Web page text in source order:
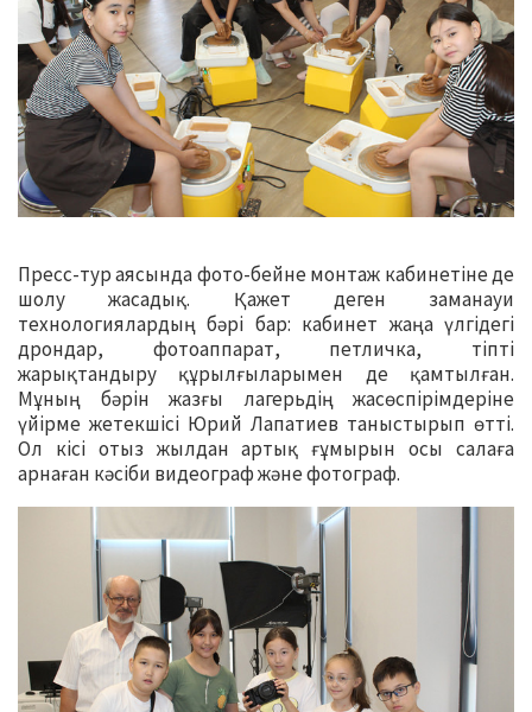
Пресс-тур аясында фото-бейне монтаж кабинетіне де
шолу жасадық. Қажет деген заманауи
технологиялардың бәрі бар: кабинет жаңа үлгідегі
дрондар, фотоаппарат, петличка, тіпті
жарықтандыру құрылғыларымен де қамтылған.
Мұның бәрін жазғы лагерьдің жасөспірімдеріне
үйірме жетекшісі Юрий Лапатиев таныстырып өтті.
Ол кісі отыз жылдан артық ғұмырын осы салаға
арнаған кәсіби видеограф және фотограф.